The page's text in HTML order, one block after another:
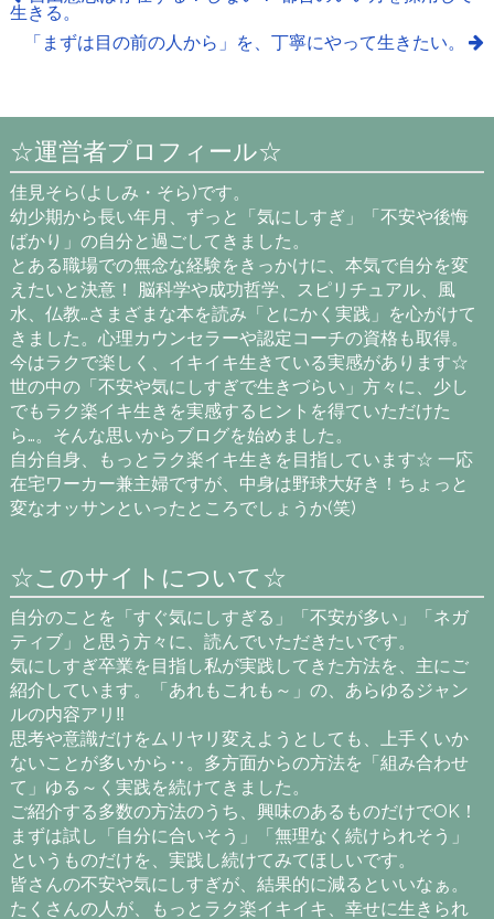
生きる。
「まずは目の前の人から」を、丁寧にやって生きたい。
☆運営者プロフィール☆
佳見そら(よしみ・そら)です。
幼少期から長い年月、ずっと「気にしすぎ」「不安や後悔
ばかり」の自分と過ごしてきました。
とある職場での無念な経験をきっかけに、本気で自分を変
えたいと決意！ 脳科学や成功哲学、スピリチュアル、風
水、仏教…さまざまな本を読み「とにかく実践」を心がけて
きました。心理カウンセラーや認定コーチの資格も取得。
今はラクで楽しく、イキイキ生きている実感があります☆
世の中の「不安や気にしすぎで生きづらい」方々に、少し
でもラク楽イキ生きを実感するヒントを得ていただけた
ら…。そんな思いからブログを始めました。
自分自身、もっとラク楽イキ生きを目指しています☆ 一応
在宅ワーカー兼主婦ですが、中身は野球大好き！ちょっと
変なオッサンといったところでしょうか(笑)
☆このサイトについて☆
自分のことを「すぐ気にしすぎる」「不安が多い」「ネガ
ティブ」と思う方々に、読んでいただきたいです。
気にしすぎ卒業を目指し私が実践してきた方法を、主にご
紹介しています。「あれもこれも～」の、あらゆるジャン
ルの内容アリ‼
思考や意識だけをムリヤリ変えようとしても、上手くいか
ないことが多いから‥。多方面からの方法を「組み合わせ
て」ゆる～く実践を続けてきました。
ご紹介する多数の方法のうち、興味のあるものだけでOK！
まずは試し「自分に合いそう」「無理なく続けられそう」
というものだけを、実践し続けてみてほしいです。
皆さんの不安や気にしすぎが、結果的に減るといいなぁ。
たくさんの人が、もっとラク楽イキイキ、幸せに生きられ